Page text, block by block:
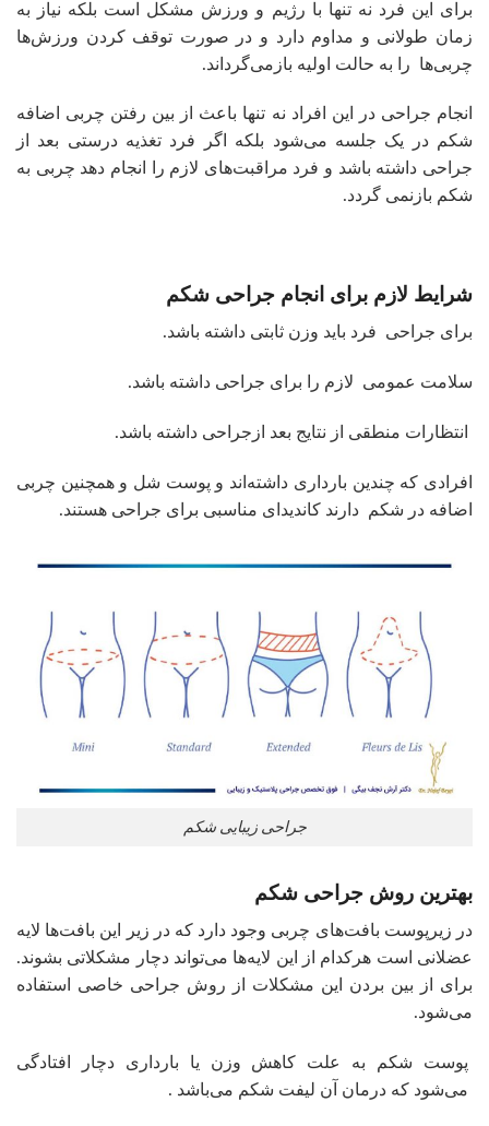
برای این فرد نه تنها با رژیم و ورزش مشکل است بلکه نیاز به
زمان طولانی و مداوم دارد و در صورت توقف کردن ورزش‌ها
چربی‌ها را به حالت اولیه بازمی‌گرداند.
انجام جراحی در این افراد نه ‌تنها باعث از بین رفتن چربی اضافه
شکم در یک جلسه می‌شود بلکه اگر فرد تغذیه درستی بعد از
جراحی داشته باشد و فرد مراقبت‌های لازم را انجام دهد چربی به
شکم بازنمی گردد.
شرایط لازم برای انجام جراحی شکم
برای جراحی فرد باید وزن ثابتی داشته باشد.
سلامت عمومی لازم را برای جراحی داشته باشد.
انتظارات منطقی از نتایج بعد ازجراحی داشته باشد.
افرادی که چندین بارداری داشته‌اند و پوست شل و همچنین چربی
اضافه در شکم دارند کاندیدای مناسبی برای جراحی هستند.
جراحی زیبایی شکم
بهترین روش جراحی شکم
در زیرپوست بافت‌های چربی وجود دارد که در زیر این بافت‌ها لایه
عضلانی است هرکدام از این لایه‌ها می‌تواند دچار مشکلاتی بشوند.
برای از بین بردن این مشکلات از روش جراحی خاصی استفاده
می‌شود.
پوست شکم به علت کاهش وزن یا بارداری دچار افتادگی
می‌شود که درمان آن لیفت شکم می‌باشد .